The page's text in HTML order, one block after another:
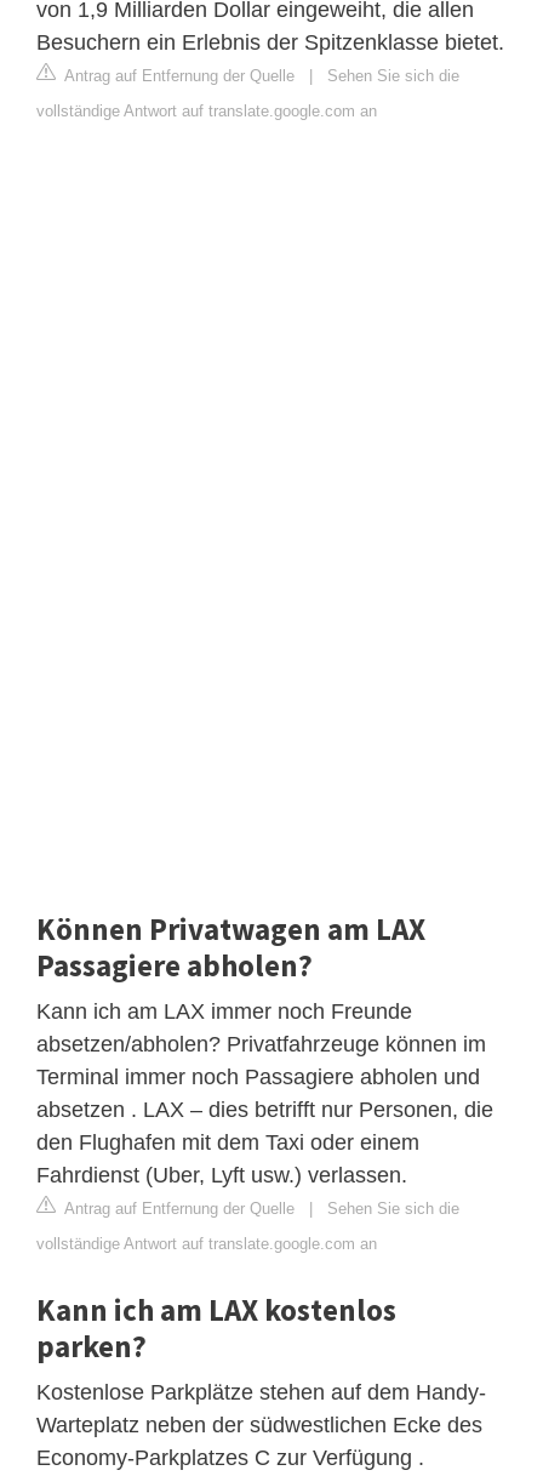
von 1,9 Milliarden Dollar eingeweiht, die allen
Besuchern ein Erlebnis der Spitzenklasse bietet.
Antrag auf Entfernung der Quelle | Sehen Sie sich die
vollständige Antwort auf translate.google.com an
Können Privatwagen am LAX
Passagiere abholen?
Kann ich am LAX immer noch Freunde
absetzen/abholen? Privatfahrzeuge können im
Terminal immer noch Passagiere abholen und
absetzen . LAX – dies betrifft nur Personen, die
den Flughafen mit dem Taxi oder einem
Fahrdienst (Uber, Lyft usw.) verlassen.
Antrag auf Entfernung der Quelle | Sehen Sie sich die
vollständige Antwort auf translate.google.com an
Kann ich am LAX kostenlos
parken?
Kostenlose Parkplätze stehen auf dem Handy-
Warteplatz neben der südwestlichen Ecke des
Economy-Parkplatzes C zur Verfügung .